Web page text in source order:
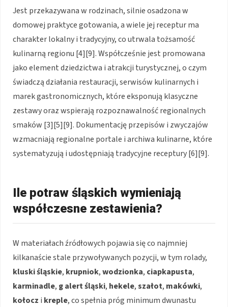
Jest przekazywana w rodzinach, silnie osadzona w
domowej praktyce gotowania, a wiele jej receptur ma
charakter lokalny i tradycyjny, co utrwala tożsamość
kulinarną regionu [4][9]. Współcześnie jest promowana
jako element dziedzictwa i atrakcji turystycznej, o czym
świadczą działania restauracji, serwisów kulinarnych i
marek gastronomicznych, które eksponują klasyczne
zestawy oraz wspierają rozpoznawalność regionalnych
smaków [3][5][9]. Dokumentację przepisów i zwyczajów
wzmacniają regionalne portale i archiwa kulinarne, które
systematyzują i udostępniają tradycyjne receptury [6][9].
Ile potraw śląskich wymieniają
współczesne zestawienia?
W materiałach źródłowych pojawia się co najmniej
kilkanaście stale przywoływanych pozycji, w tym rolady,
kluski śląskie, krupniok,wodzionka, ciapkapusta,
karminadle, g alert śląski, hekele,szałot, makówki,
kołocz i kreple, co spełnia próg minimum dwunastu